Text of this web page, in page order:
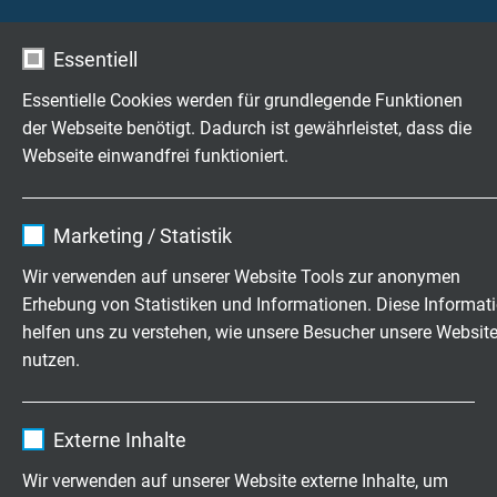
Essentiell
Essentielle Cookies werden für grundlegende Funktionen
der Webseite benötigt. Dadurch ist gewährleistet, dass die
Webseite einwandfrei funktioniert.
Laufzeit 1 Jahr
Marketing / Statistik
Wir verwenden auf unserer Website Tools zur anonymen
Erhebung von Statistiken und Informationen. Diese
helfen uns zu verstehen, wie unsere Besucher unsere Website
nutzen.
Externe Inhalte
Wir verwenden auf unserer Website externe Inhalte, um
für eine erhöhte Leistungsübertragung kommen dabei
genauso in das Anforderungsprofil wie tolerierte
Kundenspezifische Produktionen ab 100 m möglich
Kundenkontakt. Da alle Leitungsfertigungen
ausschließlich auf Serienanlagen erfolgen, ist jeder
Vorstellung bei der benannten Stelle eignet.
An diesen Leitungsfertigungen, die bereits ab 100 m
möglich sind, lassen sich unter realen Bedingungen
Messungen sowohl an der Meterware als auch an der
Konfektion durchführen. Der anschließende
Erkenntnisaustausch und – bei Bedarf - die